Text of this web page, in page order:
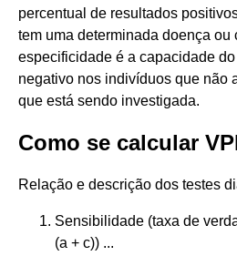
percentual de resultados
tem uma determinada doença ou
especificidade é a capacidade
negativo nos indivíduos que não
que está sendo investigada.
Como se calcular
Relação e descrição dos testes
Sensibilidade (taxa de
(a + c)) ...